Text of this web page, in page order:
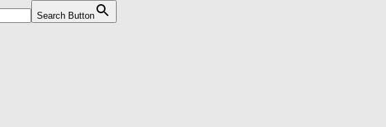
Search Button